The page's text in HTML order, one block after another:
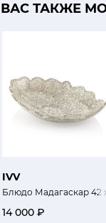
ВАС ТАКЖЕ
IVV
Блюдо Мадагаскар 42
14 000 ₽